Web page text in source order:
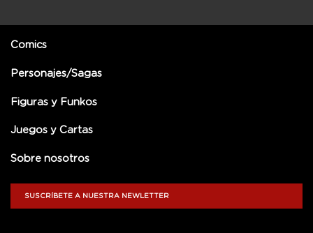
Comics
Personajes/Sagas
Figuras y Funkos
Juegos y Cartas
Sobre nosotros
SUSCRÍBETE A NUESTRA NEWLETTER